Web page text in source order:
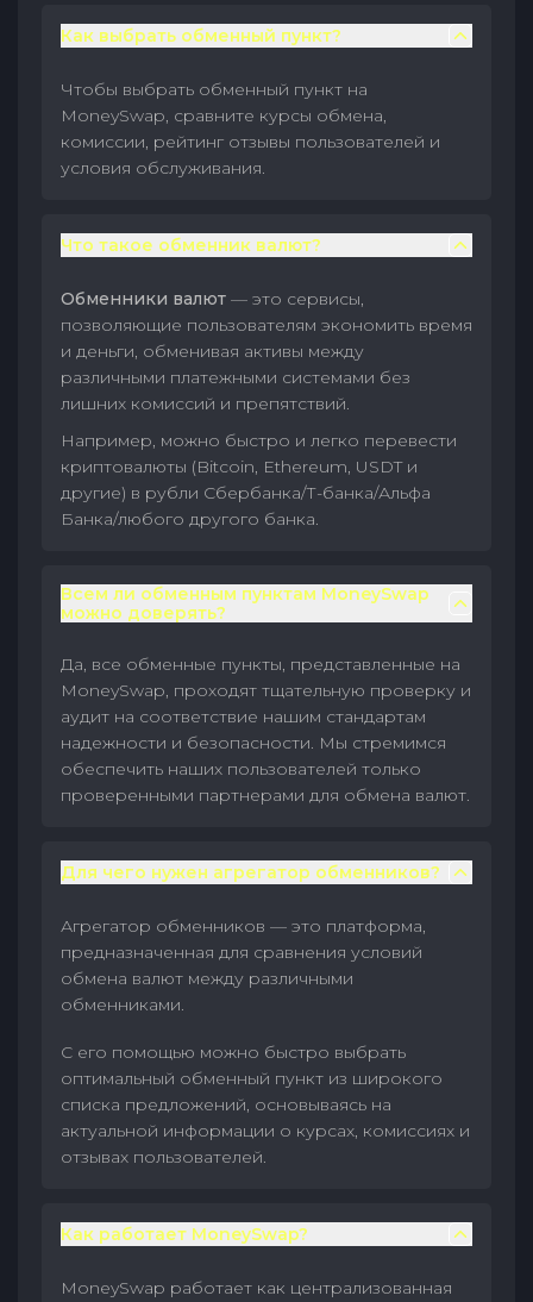
Как выбрать обменный пункт?
Чтобы выбрать обменный пункт на
MoneySwap, сравните курсы обмена,
комиссии, рейтинг отзывы пользователей и
условия обслуживания.
Что такое обменник валют?
Обменники валют — это сервисы,
позволяющие пользователям экономить время
и деньги, обменивая активы между
различными платежными системами без
лишних комиссий и препятствий.
Например, можно быстро и легко перевести
криптовалюты (Bitcoin, Ethereum, USDT и
другие) в рубли Сбербанка/Т-банка/Альфа
Банка/любого другого банка.
Всем ли обменным пунктам MoneySwap
можно доверять?
Да, все обменные пункты, представленные на
MoneySwap, проходят тщательную проверку и
аудит на соответствие нашим стандартам
надежности и безопасности. Мы стремимся
обеспечить наших пользователей только
проверенными партнерами для обмена валют.
Для чего нужен агрегатор обменников?
Агрегатор обменников — это платформа,
предназначенная для сравнения условий
обмена валют между различными
обменниками.
С его помощью можно быстро выбрать
оптимальный обменный пункт из широкого
списка предложений, основываясь на
актуальной информации о курсах, комиссиях и
отзывах пользователей.
Как работает MoneySwap?
MoneySwap работает как централизованная